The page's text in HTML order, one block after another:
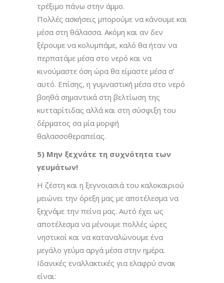
τρέξιμο πάνω στην άμμο.
Πολλές ασκήσεις μπορούμε να κάνουμε και
μέσα στη θάλασσα. Ακόμη και αν δεν
ξέρουμε να κολυμπάμε, καλό θα ήταν να
περπατάμε μέσα στο νερό και να
κινούμαστε όση ώρα θα είμαστε μέσα σ’
αυτό. Επίσης, η γυμναστική μέσα στο νερό
βοηθά σημαντικά στη βελτίωση της
κυτταρίτιδας αλλά και στη σύσφιξη του
δέρματος σα μία μορφή
θαλασσοθεραπείας.
5) Μην ξεχνάτε τη συχνότητα των
γευμάτων!
Η ζέστη και η ξεγνοιασιά του καλοκαιριού
μειώνει την όρεξη μας με αποτέλεσμα να
ξεχνάμε την πείνα μας. Αυτό έχει ως
αποτέλεσμα να μένουμε πολλές ώρες
νηστικοί και να καταναλώνουμε ένα
μεγάλο γεύμα αργά μέσα στην ημέρα.
Ιδανικές εναλλακτικές για ελαφρύ σνακ
είναι: